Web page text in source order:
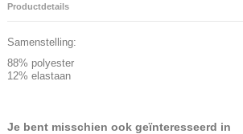
Productdetails
Samenstelling:
88% polyester
12% elastaan
Je bent misschien ook geïnteresseerd in